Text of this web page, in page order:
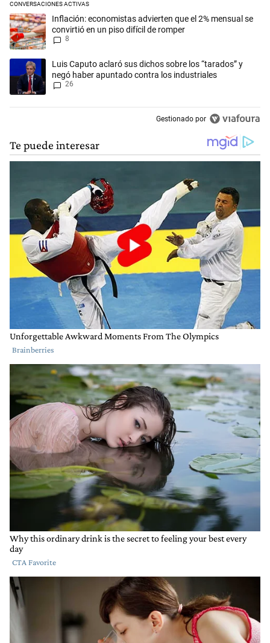
CONVERSACIONES ACTIVAS
Este listado muestra los artículos con más comentarios en los
Un artículo de tendencia con el título "Inflación: economistas
Inflación: economistas advierten que el 2% mensual se
convirtió en un piso difícil de romper
8
Un artículo de tendencia con el título "Luis Caputo aclaró sus dichos
Luis Caputo aclaró sus dichos sobre los “tarados” y
negó haber apuntado contra los industriales
26
Gestionado por